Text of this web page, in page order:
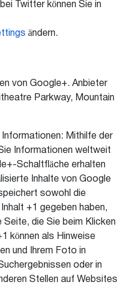
Twitter können Sie in
ändern.
von Google+. Anbieter
Parkway, Mountain
Mithilfe der
Informationen weltweit
Schaltfläche erhalten
Inhalte von Google
sowohl die
+1 gegeben haben,
die Sie beim Klicken
können als Hinweise
und Ihrem Foto in
oder in
Stellen auf Websites